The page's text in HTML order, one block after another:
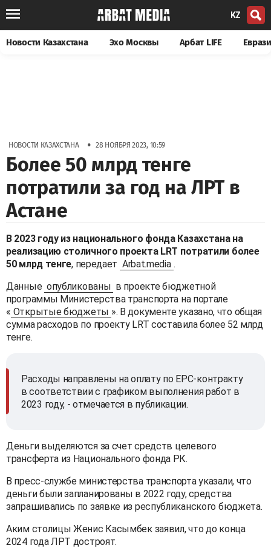
KZ
Новости Казахстана Эхо Москвы Арбат LIFE
НОВОСТИ КАЗАХСТАНА • 28 НОЯБРЯ 2023, 10:59
Более 50 млрд тенге
потратили за год на ЛРТ в
Астане
В 2023 году из национального фонда Казахстана на
реализацию столичного проекта LRT потратили более
50 млрд тенге, передает Arbat.media .
Данные опубликованы в проекте бюджетной
программы Министерства транспорта на портале
« Открытые бюджеты ». В документе указано, что общая
сумма расходов по проекту LRT составила более 52 млрд
тенге.
Расходы направлены на оплату по ЕРС-контракту
в соответствии с графиком выполнения работ в
2023 году, - отмечается в публикации.
Деньги выделяются за счет средств целевого
трансферта из Национального фонда РК.
В пресс-службе министерства транспорта указали, что
деньги были запланированы в 2022 году, средства
запрашивались по заявке из республиканского бюджета.
Аким столицы Женис Касымбек заявил, что до конца
2024 года ЛРТ достроят.